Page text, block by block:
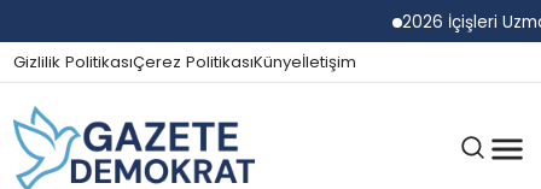
2026 İçişleri Uzman
Gizlilik PolitikasıÇerez PolitikasıKünyeİletişim